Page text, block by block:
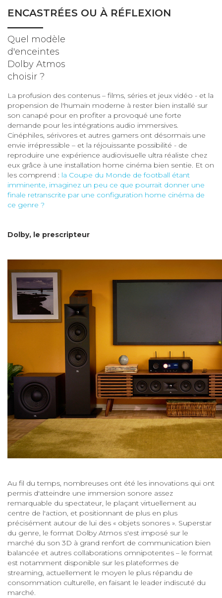
ENCASTRÉES OU À RÉFLEXION
Quel modèle
d'enceintes
Dolby Atmos
choisir ?
La profusion des contenus – films, séries et jeux vidéo - et la
propension de l'humain moderne à rester bien installé sur
son canapé pour en profiter a provoqué une forte
demande pour les intégrations audio immersives.
Cinéphiles, sérivores et autres gamers ont désormais une
envie irrépressible – et la réjouissante possibilité - de
reproduire une expérience audiovisuelle ultra réaliste chez
eux grâce à une installation home cinéma bien sentie. Et on
les comprend : la Coupe du Monde de football étant
imminente, imaginez un peu ce que pourrait donner une
finale retranscrite par une configuration home cinéma de
ce genre ?
Dolby, le prescripteur
Au fil du temps, nombreuses ont été les innovations qui ont
permis d'atteindre une immersion sonore assez
remarquable du spectateur, le plaçant virtuellement au
centre de l'action, et positionnant de plus en plus
précisément autour de lui des « objets sonores ». Superstar
du genre, le format Dolby Atmos s'est imposé sur le
marché du son 3D à grand renfort de communication bien
balancée et autres collaborations omnipotentes – le format
est notamment disponible sur les plateformes de
streaming, actuellement le moyen le plus répandu de
consommation culturelle, en faisant le leader indiscuté du
marché.